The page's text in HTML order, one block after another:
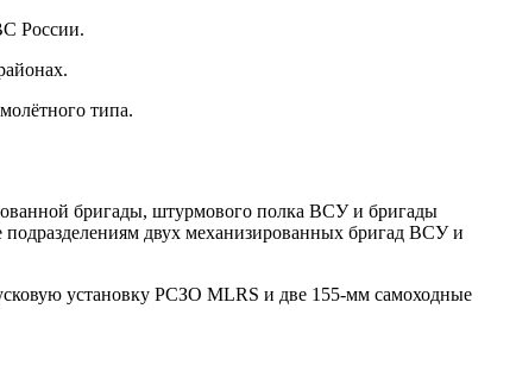
России.
типа.
бригады, штурмового полка ВСУ и бригады
двух механизированных бригад ВСУ и
установку РСЗО MLRS и две 155-мм самоходные